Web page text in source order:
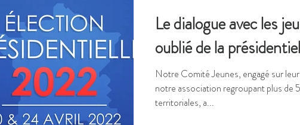
Le dialogue avec les
oublié de la
Notre Comité Jeunes, engagé sur
notre association regroupant plus de
territoriales, a...